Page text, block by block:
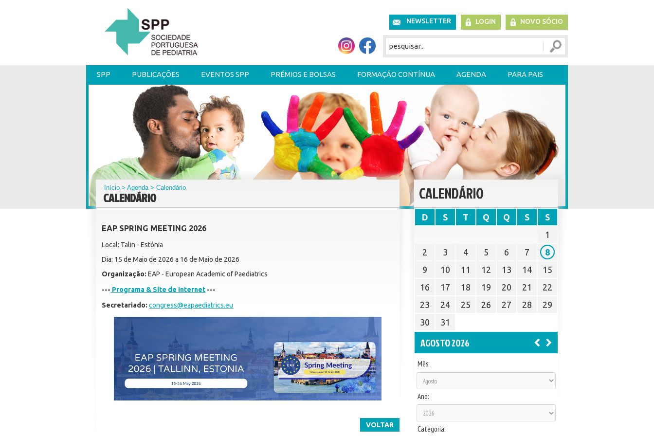
NEWSLETTER LOGIN NOVO SÓCIO
SPP PUBLICAÇÕES EVENTOS SPP PRÉMIOS E BOLSAS FORMAÇÃO CONTÍNUA AGENDA PARA PAIS
Início >Agenda> Calendário
CALENDÁRIO
EAP SPRING MEETING 2026
Local: Talin - Estónia
Dia: 15 de Maio de 2026 a 16 de Maio de 2026
Organização: EAP - European Academic of Paediatrics
--- Programa & Site de Internet ---
Secretariado: congress@eapaediatrics.eu
VOLTAR
CALENDÁRIO
D S T Q Q S
S
1
2
3 4 5 6 7
8
9
10 11 12 13 14
15
16
17 18 19 20 21
22
23
24 25 26 27 28
29
30
31
AGOSTO 2026
Mês:
Ano:
Categoria: